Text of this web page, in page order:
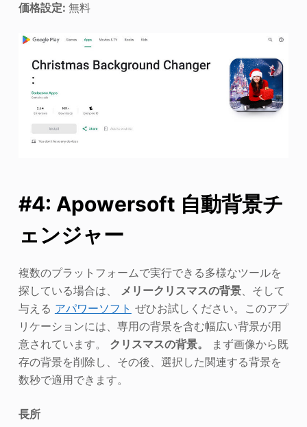
価格設定: 無料
#4: Apowersoft 自動背景チ
ェンジャー
複数のプラットフォームで実行できる多様なツールを
探している場合は、
メリークリスマスの背景、そして
与える アパワーソフト ぜひお試しください。このアプ
リケーションには、専用の背景を含む幅広い背景が用
意されています。 クリスマスの背景。
まず画像から既
存の背景を削除し、その後、選択した関連する背景を
数秒で適用できます。
長所